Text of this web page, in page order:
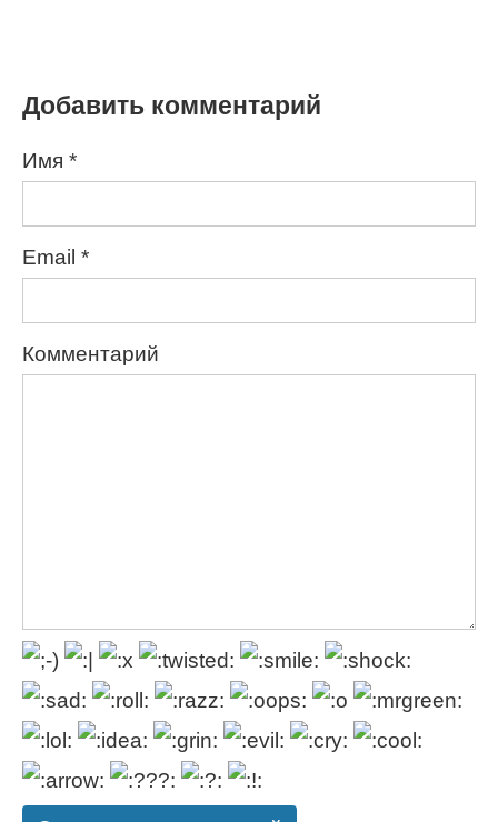
Добавить комментарий
Имя *
Email *
Комментарий